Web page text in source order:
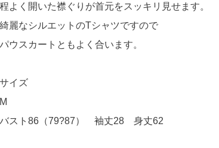
程よく開いた襟ぐりが首元をスッキリ見せます。
綺麗なシルエットのTシャツですので
パウスカートともよく合います。
サイズ
M
バスト86（79?87） 袖丈28 身丈62